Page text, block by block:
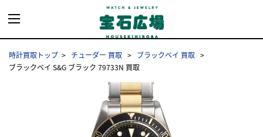
時計買取トップ チューダー 買取
ブラックベイ 買取
ブラックベイ S&G ブラック 79733N 買取